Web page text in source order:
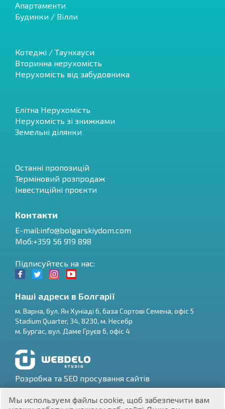
$
₽
PL
Апартаменти
Будинки / Вілли
Котеджі / Таунхауси
Вторинна нерухомість
Нерухомість від забудовника
Елітна Нерухомість
Нерухомість зі знижками
Земельні ділянки
Останні пропозицій
Терміновий розпродаж
Інвестиційні проєкти
Контакти
E-mail:info@bolgarskiydom.com
Моб:+359 56 919 898
Підписуйтесь на нас:
Наші адреси в Болгарії
м. Варна, бул. Ян Хуніаді 6, база Сортові Семена, офіс 5
Stadium Quarter, 34, 8230, м. Несебр
м. Бургас, вул. Даме Груєв 6, офіс 4
Розробка та SEO просування сайтів
Мы используем файлы cookie, щоб забезпечити вам